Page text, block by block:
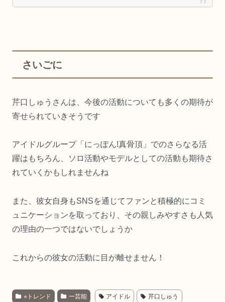
さいごに
芹口しゅうさんは、今後の活動についても多くの期待が
寄せられていきそうです
アイドルグループ「にっぽん!真骨頂」でのさらなる活
躍はもちろん、ソロ活動やモデルとしての活動も期待さ
れていくかもしれませんね
また、彼女自身もSNSを通じてファンと積極的にコミ
ュニケーションを取っており、その親しみやすさも人気
の理由の一つではないでしょうか
これからの彼女の活動に目が離せません！
⭐︎トレンド ー芸能 アイドル 芹口しゅう